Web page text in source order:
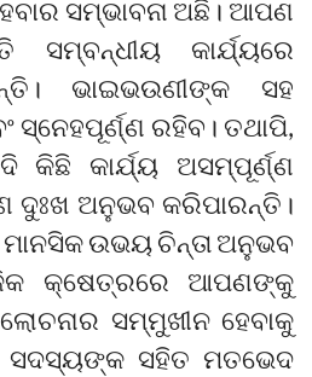
ସମ୍ଭାବନା ଅଛି। ଆପଣ
ସମ୍ବନ୍ଧୀୟ କାର୍ଯ୍ୟରେ
ଭାଇଭଉଣୀଙ୍କ ସହ
ସ୍ନେହପୂର୍ଣ୍ଣ ରହିବ। ତଥାପି,
କିଛି କାର୍ଯ୍ୟ ଅସମ୍ପୂର୍ଣ୍ଣ
ଦୁଃଖ ଅନୁଭବ କରିପାରନ୍ତି।
ଉଭୟ ଚିନ୍ତା ଅନୁଭବ
କ୍ଷେତ୍ରରେ ଆପଣଙ୍କୁ
ସମ୍ମୁଖୀନ ହେବାକୁ
ସଦସ୍ୟଙ୍କ ସହିତ ମତଭେଦ